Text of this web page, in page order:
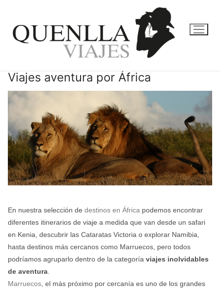
contenido
Viajes aventura por África
En nuestra selección de destinos en África podemos encontrar
diferentes itinerarios de viaje a medida que van desde un safari
en Kenia, descubrir las Cataratas Victoria o explorar Namibia,
hasta destinos más cercanos como Marruecos, pero todos
podríamos agruparlo dentro de la categoría viajes inolvidables
de aventura
Marruecos , el más próximo por cercanía es uno de los grandes